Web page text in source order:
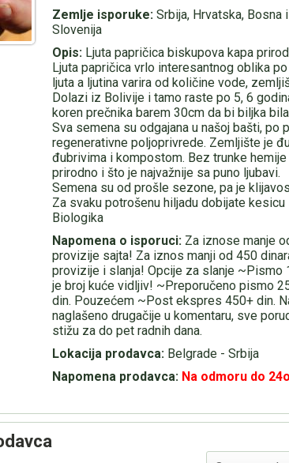
Zemlje isporuke: Srbija, Hrvatska, Bosna
Slovenija
Opis: Ljuta papričica biskupova kapa
Ljuta papričica vrlo interesantnog oblika
ljuta a ljutina varira od količine vode,
Dolazi iz Bolivije i tamo raste po 5, 6
koren prečnika barem 30cm da bi biljka
Sva semena su odgajana u našoj bašti,
regenerativne poljoprivrede. Zemljište je
đubrivima i kompostom. Bez trunke
prirodno i što je najvažnije sa puno ljubavi.
Semena su od prošle sezone, pa je
Za svaku potrošenu hiljadu dobijate
Biologika
Napomena o isporuci: Za iznose manje
provizije sajta! Za iznos manji od 450
provizije i slanja! Opcije za slanje ~Pismo
je broj kuće vidljiv! ~Preporučeno pismo
din. Pouzećem ~Post ekspres 450+ din.
naglašeno drugačije u komentaru, sve
stižu za do pet radnih dana.
Lokacija prodavca: Belgrade - Srbija
Napomena prodavca: Na odmoru do